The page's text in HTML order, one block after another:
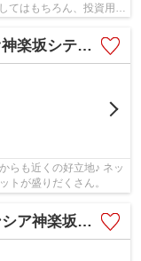
はもちろん、投資用と
シティタワー
らも近くの好立地♪ ネッ
トが盛りだくさん。
楽坂並木通り